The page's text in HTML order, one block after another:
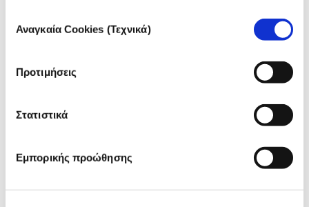
συγκατάθεσης
Αναγκαία Cookies (Τεχνικά)
Προτιμήσεις
Στατιστικά
Εμπορικής προώθησης
iMEdD Lab
Πώς να οπτικοποιήσουμε τα δεδομένα στο QGIS.